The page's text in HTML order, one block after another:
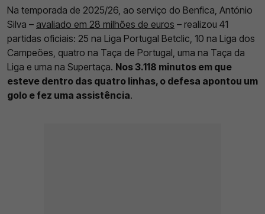
Na temporada de 2025/26, ao serviço do Benfica, António
Silva – avaliado em 28 milhões de euros – realizou 41
partidas oficiais: 25 na Liga Portugal Betclic, 10 na Liga dos
Campeões, quatro na Taça de Portugal, uma na Taça da
Liga e uma na Supertaça. Nos 3.118 minutos em que
esteve dentro das quatro linhas, o defesa apontou um
golo e fez uma assistência.